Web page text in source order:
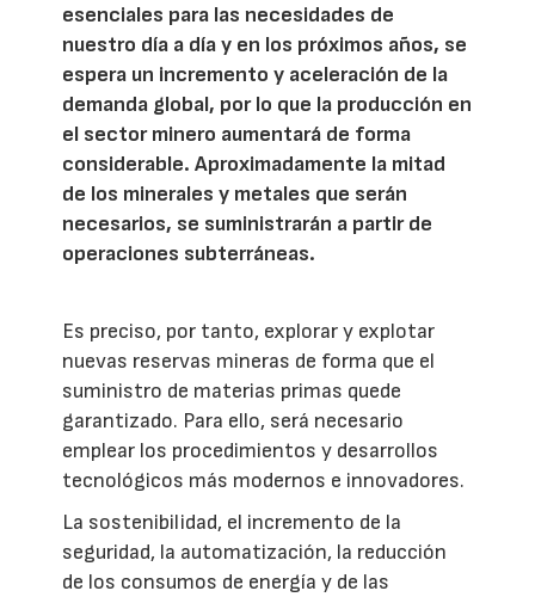
esenciales para las necesidades de
nuestro día a día y en los próximos años, se
espera un incremento y aceleración de la
demanda global, por lo que la producción en
el sector minero aumentará de forma
considerable. Aproximadamente la mitad
de los minerales y metales que serán
necesarios, se suministrarán a partir de
operaciones subterráneas.
Es preciso, por tanto, explorar y explotar
nuevas reservas mineras de forma que el
suministro de materias primas quede
garantizado. Para ello, será necesario
emplear los procedimientos y desarrollos
tecnológicos más modernos e innovadores.
La sostenibilidad, el incremento de la
seguridad, la automatización, la reducción
de los consumos de energía y de las